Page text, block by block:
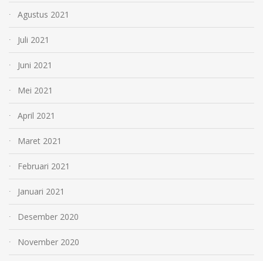
Agustus 2021
Juli 2021
Juni 2021
Mei 2021
April 2021
Maret 2021
Februari 2021
Januari 2021
Desember 2020
November 2020